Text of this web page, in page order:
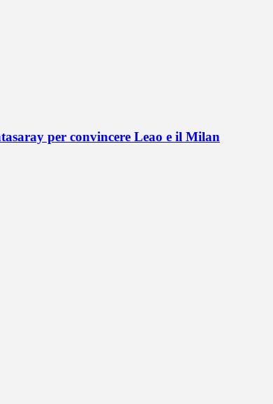
per convincere Leao e il Milan